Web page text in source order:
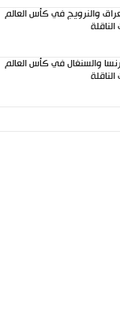
والنرويج في كأس العالم
والسنغال في كأس العالم